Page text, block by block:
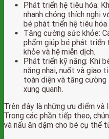
Phát triển hệ tiêu hóa:
nhanh chóng thích nghi
bé phát triển hệ tiêu
Tăng cường sức khỏe:
phẩm giúp bé phát triển
khỏe và hệ miễn dịch.
Phát triển kỹ năng: Khi
năng nhai, nuốt và giao
toàn diện và tăng
xung quanh.
Trên đây là những ưu điểm và
Trong các phần tiếp theo,
và nấu ăn dặm cho bé cụ thể